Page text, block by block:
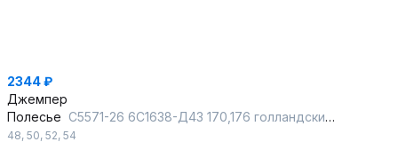
2344 ₽
Джемпер
Полесье С5571-26 6С1638-Д43 170,176 голландский_синий
48, 50, 52, 54